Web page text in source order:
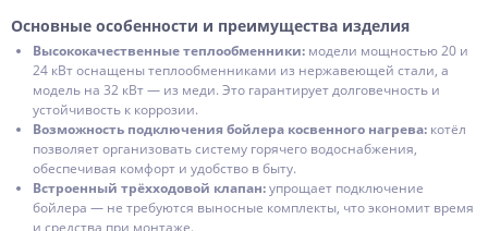
Основные особенности и преимущества изделия
Высококачественные теплообменники: модели мощностью 20 и
24 кВт оснащены теплообменниками из нержавеющей стали, а
модель на 32 кВт — из меди. Это гарантирует долговечность и
устойчивость к коррозии.
Возможность подключения бойлера косвенного нагрева: котёл
позволяет организовать систему горячего водоснабжения,
обеспечивая комфорт и удобство в быту.
Встроенный трёхходовой клапан:упрощает подключение
бойлера — не требуются выносные комплекты, что экономит время
и средства при монтаже.